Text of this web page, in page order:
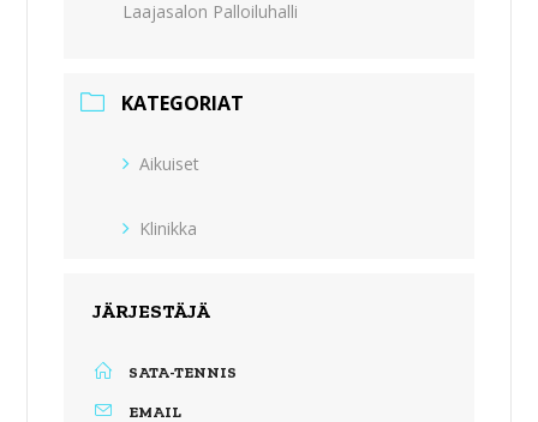
Laajasalon Palloiluhalli
KATEGORIAT
Aikuiset
Klinikka
JÄRJESTÄJÄ
SATA-TENNIS
EMAIL